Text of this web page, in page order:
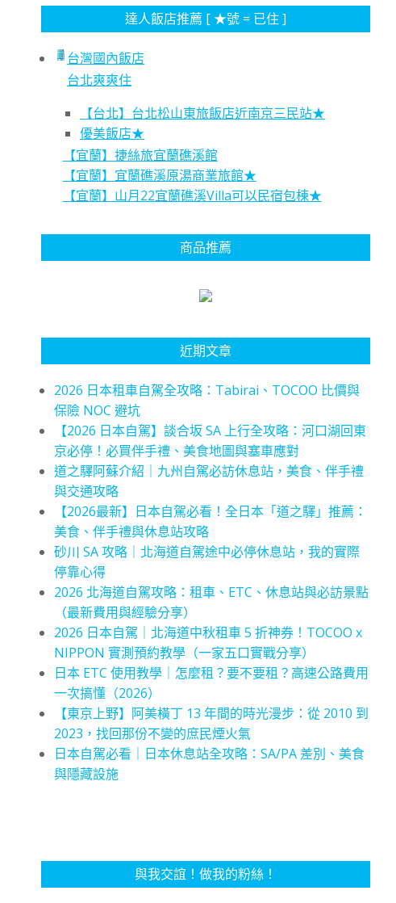
達人飯店推薦 [ ★號 = 已住 ]
台灣國內飯店
台北爽爽住
【台北】台北松山東旅飯店近南京三民站★
優美飯店★
【宜蘭】捷絲旅宜蘭礁溪館
【宜蘭】宜蘭礁溪原湯商業旅館★
【宜蘭】山月22宜蘭礁溪Villa可以民宿包棟★
商品推薦
近期文章
2026 日本租車自駕全攻略：Tabirai、TOCOO 比價與
保險 NOC 避坑
【2026 日本自駕】談合坂 SA 上行全攻略：河口湖回東
京必停！必買伴手禮、美食地圖與塞車應對
道之驛阿蘇介紹｜九州自駕必訪休息站，美食、伴手禮
與交通攻略
【2026最新】日本自駕必看！全日本「道之驛」推薦：
美食、伴手禮與休息站攻略
砂川 SA 攻略｜北海道自駕途中必停休息站，我的實際
停靠心得
2026 北海道自駕攻略：租車、ETC、休息站與必訪景點
（最新費用與經驗分享）
2026 日本自駕｜北海道中秋租車 5 折神券！TOCOO x
NIPPON 實測預約教學（一家五口實戰分享）
日本 ETC 使用教學｜怎麼租？要不要租？高速公路費用
一次搞懂（2026）
【東京上野】阿美橫丁 13 年間的時光漫步：從 2010 到
2023，找回那份不變的庶民煙火氣
日本自駕必看｜日本休息站全攻略：SA/PA 差別、美食
與隱藏設施
與我交誼！做我的粉絲！